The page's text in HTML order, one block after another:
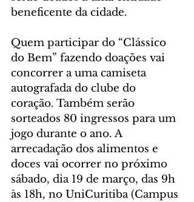
beneficente da cidade.
Quem participar do “Clássico
do Bem” fazendo doações vai
concorrer a uma camiseta
autografada do clube do
coração. Também serão
sorteados 80 ingressos para um
jogo durante o ano. A
arrecadação dos alimentos e
doces vai ocorrer no próximo
sábado, dia 19 de março, das 9h
às 18h, no UniCuritiba (Campus